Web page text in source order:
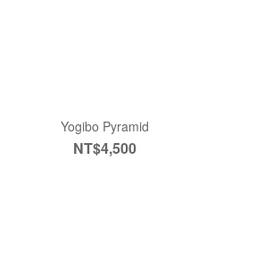
Yogibo Pyramid
NT$4,500